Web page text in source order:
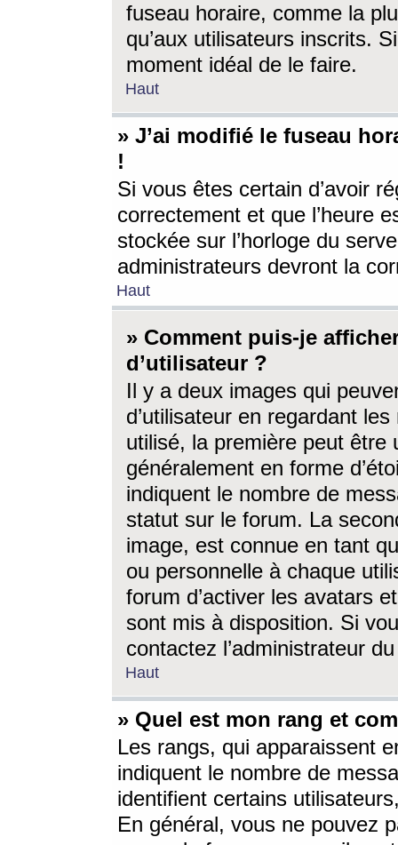
fuseau horaire, comme la
qu’aux utilisateurs inscrits.
moment idéal de le faire.
Haut
» J’ai modifié le fuseau
!
Si vous êtes certain d’avoir
correctement et que l’heure
stockée sur l’horloge du
administrateurs devront la
Haut
» Comment puis-je
d’utilisateur ?
Il y a deux images qui
d’utilisateur en regardant
utilisé, la première peut être
généralement en forme
indiquent le nombre de
statut sur le forum. La
image, est connue en tant
ou personnelle à chaque
forum d’activer les avatars
sont mis à disposition. Si
contactez l’administrateur
Haut
» Quel est mon rang et
Les rangs, qui apparaissent
indiquent le nombre de
identifient certains
En général, vous ne pouvez